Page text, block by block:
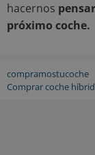
hacernos
próximo coche.
compramostucoche
Comprar coche